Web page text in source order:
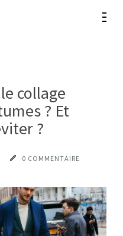
collage
? Et
?
0 COMMENTAIRE